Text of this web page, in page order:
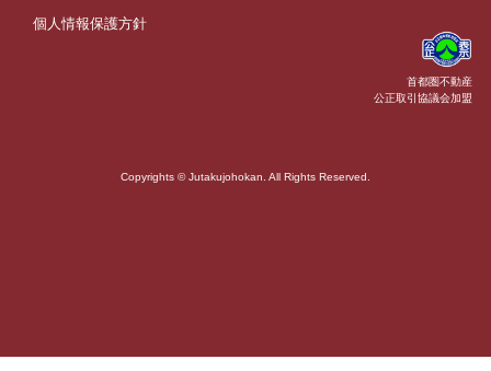
個人情報保護方針
首都圏不動産
公正取引協議会加盟
Copyrights © Jutakujohokan. All Rights Reserved.